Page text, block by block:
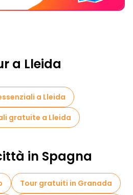
a Lleida
a Lleida
gratuite a Lleida
in Spagna
Tour gratuiti in Granada